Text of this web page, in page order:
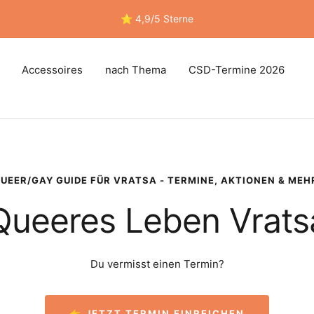
⭐ 4,9/5 Sterne
Accessoires nach Thema
CSD-Termine 2026
GAY GUIDE FÜR VRATSA - TERMINE, AKTIONEN &
Leben
Du vermisst einen Termin?